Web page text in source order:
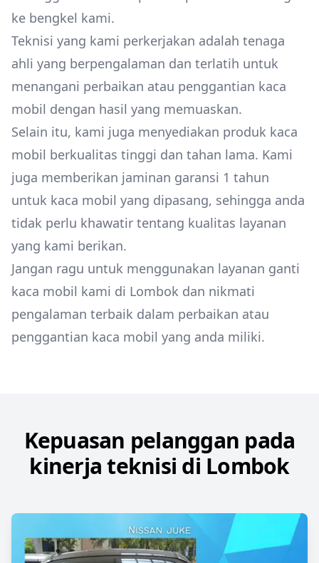
ke bengkel kami.
Teknisi yang kami perkerjakan adalah tenaga
ahli yang berpengalaman dan terlatih untuk
menangani perbaikan atau penggantian kaca
mobil dengan hasil yang memuaskan.
Selain itu, kami juga menyediakan produk kaca
mobil berkualitas tinggi dan tahan lama. Kami
juga memberikan jaminan garansi 1 tahun
untuk kaca mobil yang dipasang, sehingga anda
tidak perlu khawatir tentang kualitas layanan
yang kami berikan.
Jangan ragu untuk menggunakan layanan ganti
kaca mobil kami di Lombok dan nikmati
pengalaman terbaik dalam perbaikan atau
penggantian kaca mobil yang anda miliki.
Kepuasan pelanggan pada
kinerja teknisi di Lombok